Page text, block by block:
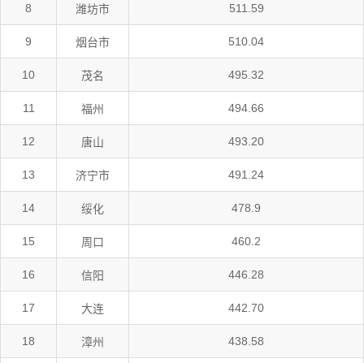
8 潍坊市 511.59
9 烟台市 510.04
10 茂名 495.32
11 福州 494.66
12 唐山 493.20
13 济宁市 491.24
14 绥化 478.9
15 周口 460.2
16 信阳 446.28
17 大连 442.70
18 漳州 438.58